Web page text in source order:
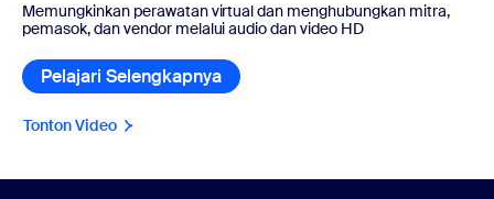
Memungkinkan perawatan virtual dan menghubungkan mitra,
pemasok, dan vendor melalui audio dan video HD
Pelajari Selengkapnya
Tonton Video